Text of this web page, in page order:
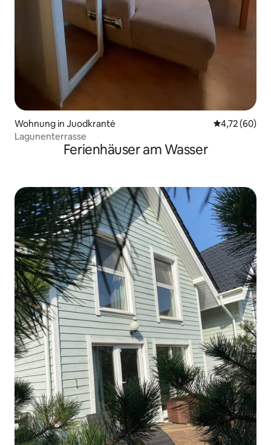
Wohnung in Juodkrantė
4,72 (60)
Lagunenterrasse
Ferienhäuser am Wasser